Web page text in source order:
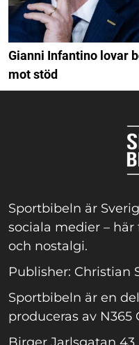
Gianni Infantino lovar
mot stöd
Sportbibeln är
sociala medier –
och nostalgi.
Publisher: Christian
Sportbibeln är en
produceras av N365